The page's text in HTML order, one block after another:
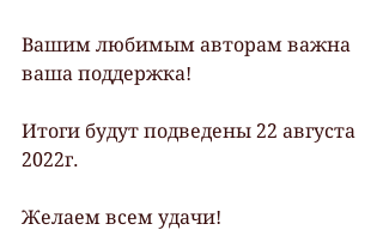
Вашим любимым авторам важна
ваша поддержка!
Итоги будут подведены 22 августа
2022г.
Желаем всем удачи!